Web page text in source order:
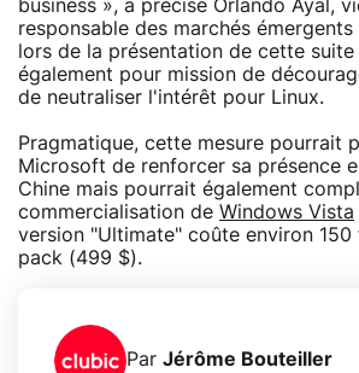
business », a précisé Orlando Ayal,
responsable des marchés
lors de la présentation de cette suite
également pour mission de
de neutraliser l'intérêt pour Linux.
Pragmatique, cette mesure pourrait
Microsoft de renforcer sa présence
Chine mais pourrait également
commercialisation de Windows Vista
version "Ultimate" coûte environ
pack (499 $).
Par Jérôme Bouteiller